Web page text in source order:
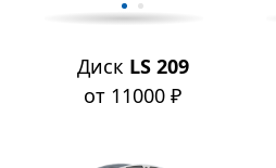
Диск LS 209
от 11000 ₽